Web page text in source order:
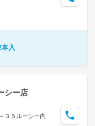
入
シー店
３５ルーシー内